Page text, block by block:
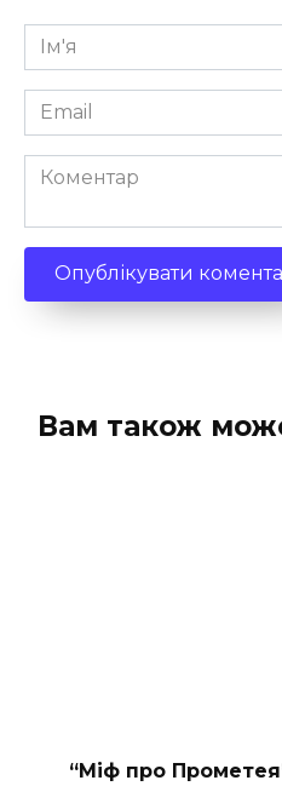
Ім'я
*
Email
*
Коментар
Вам також
“Міф про